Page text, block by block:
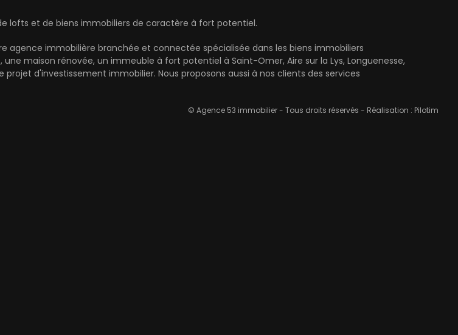
lofts et de biens immobiliers de caractère à fort potentiel.
agence immobilière branchée et connectée spécialisée dans les biens immobiliers
maison rénovée, un immeuble à fort potentiel à Saint-Omer, Aire sur la Lys, Longuenesse,
d'investissement immobilier. Nous proposons aussi à nos clients des services
© Agence 53 immobilier - Tous droits réservés - Réalisation : Pilotim